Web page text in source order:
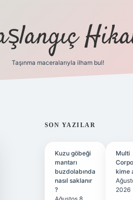
Taşınma maceralarıyla ilham bul!
SIDEBAR
SON YAZILAR
Kuzu göbeği
mantarı
buzdolabında
nasıl saklanır
?
Multi
kime
2026